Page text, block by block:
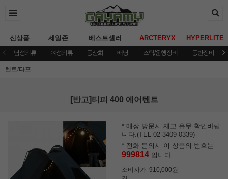
신상품 세일존 베스트셀러 ARCTERYX HYPERLITE
남성의류 여성의류 등산화 배낭 스틱/운행장비 등반장비
텐트/타프
[반고]티피 400 에어텐트
* 매장 방문시 재고 유무 확인바랍
니다.(TEL 02-3409-0339)
* 전화 문의시 이 상품의 번호는
999814 입니다.
소비자가 910,000원